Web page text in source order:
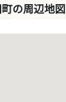
の周辺地図